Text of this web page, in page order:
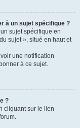
à un sujet spécifique ?
sujet spécifique en
sujet », situé en haut et
une notification
à ce sujet.
?
cliquant sur le lien